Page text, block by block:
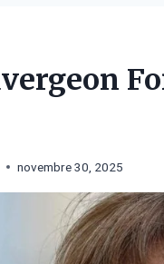
novembre 30, 2025